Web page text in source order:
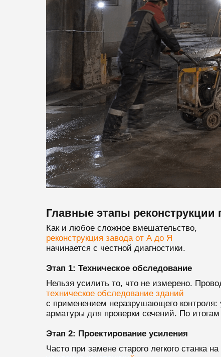
Главные этапы
Как и любое сложное вмешательство,
реконструкция завода от А до Я
начинается с честной диагностики.
Этап 1: Техническое обследование
Нельзя усилить то, что не измерено.
техническое обследование зданий
с применением неразрушающего контроля:
арматуры для проверки сечений. По
Этап 2: Проектирование усиления
Часто при замене старого легкого станка